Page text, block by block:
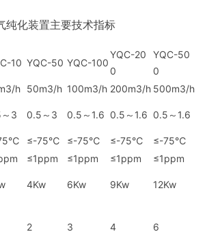
纯化装置主要技术指标
10 YQC-50 YQC-100
YQC-20
0
YQC-50
0
h 50m3/h 100m3/h 200m3/h 500m3/h
3 0.5～3 0.5～1.6 0.5～1.6 0.5～1.6
≤-75℃ ≤-75℃ ≤-75℃
≤-75℃
≤1ppm ≤1ppm ≤1ppm
≤1ppm
4Kw 6Kw 9Kw 12Kw
2 3 4 6